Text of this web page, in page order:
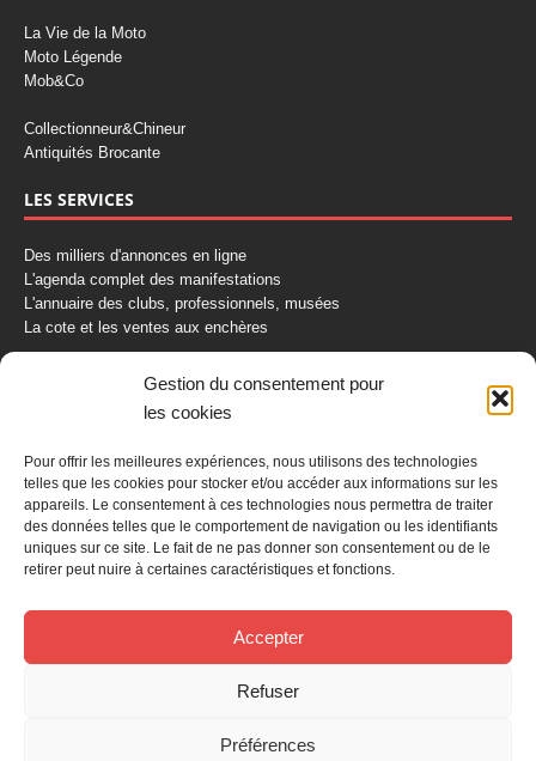
Gestion du consentement pour
les cookies
Pour offrir les meilleures expériences, nous utilisons des technologies
telles que les cookies pour stocker et/ou accéder aux informations sur les
appareils. Le consentement à ces technologies nous permettra de traiter
des données telles que le comportement de navigation ou les identifiants
uniques sur ce site. Le fait de ne pas donner son consentement ou de le
retirer peut nuire à certaines caractéristiques et fonctions.
Accepter
Refuser
Préférences
La Vie de la Moto
Moto Légende
Mob&Co
Collectionneur&Chineur
Antiquités Brocante
LES SERVICES
Des milliers d'annonces en ligne
L'agenda complet des manifestations
L'annuaire des clubs, professionnels, musées
La cote et les ventes aux enchères
La Boutique du Collectionneur
AUTORETRO
BP 40419
77309 Fontainebleau Cedex
Fax: 01 60 39 69 00
Nous contacter par email